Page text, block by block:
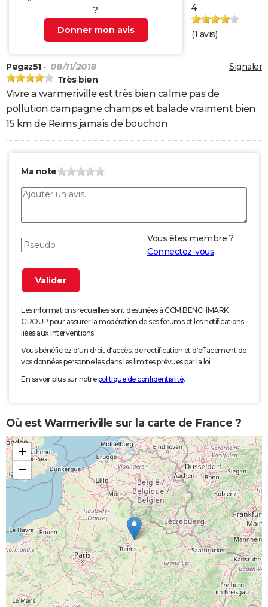
?
Donner mon avis
4
(1 avis)
Signaler
Pegaz51 - 08/11/2018
Très bien
Vivre a warmeriville est très bien calme pas de
pollution campagne champs et balade vraiment bien
15 km de Reims jamais de bouchon
Ma note
Vous êtes membre ?
Connectez-vous
Les informations recueillies sont destinées à CCM BENCHMARK
GROUP pour assurer la modération de ses forums et les notifications
liées aux interventions.
Vous bénéficiez d'un droit d'accès, de rectification et d'effacement de
vos données personnelles dans les limites prévues par la loi.
En savoir plus sur notrepolitique de confidentialité.
Où est Warmeriville sur la carte de France ?
+
−